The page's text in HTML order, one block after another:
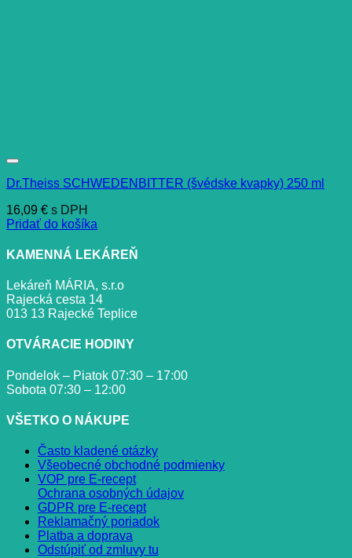
Dr.Theiss SCHWEDENBITTER (švédske kvapky) 250 ml
16,09 € s DPH
Pridať do košíka
KAMENNÁ LEKÁREŇ
Lekáreň MÁRIA, s.r.o
Rajecká cesta 14
013 13 Rajecké Teplice
OTVÁRACIE HODINY
Pondelok – Piatok 07:30 – 17:00
Sobota 07:30 – 12:00
VŠETKO O NÁKUPE
Často kladené otázky
Všeobecné obchodné podmienky
VOP pre E-recept
Ochrana osobných údajov
GDPR pre E-recept
Reklamačný poriadok
Platba a doprava
Odstúpiť od zmluvy tu